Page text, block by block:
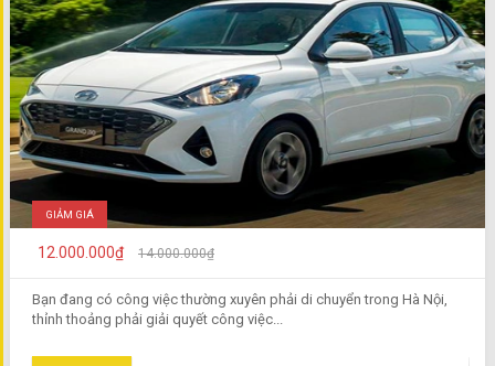
GIẢM GIÁ
12.000.000₫ 14.000.000₫
Bạn đang có công việc thường xuyên phải di chuyển trong Hà Nội,
thỉnh thoảng phải giải quyết công việc...